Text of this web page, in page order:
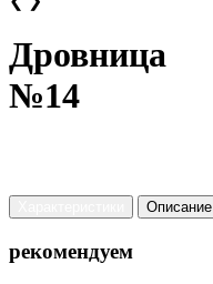
Дровница
№14
Описание
рекомендуем